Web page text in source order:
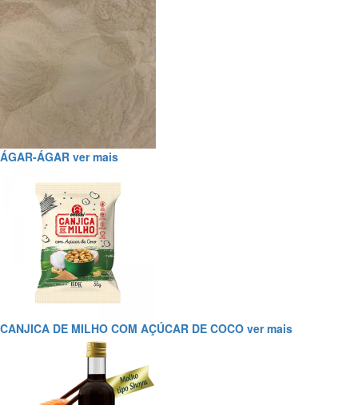
ÁGAR-ÁGAR ver mais
CANJICA DE MILHO COM AÇÚCAR DE COCO ver mais